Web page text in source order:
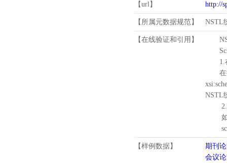
【url】 http://
【所属元数据规范】 NSTL
【在线验证和引用】
1.
在待
NSTL
2.
如需
【样例数据】
期刊
会议